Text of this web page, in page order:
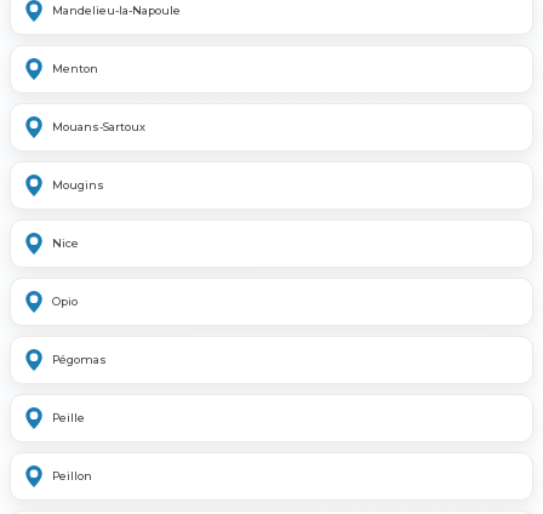
Mandelieu-la-Napoule
Menton
Mouans-Sartoux
Mougins
Nice
Opio
Pégomas
Peille
Peillon